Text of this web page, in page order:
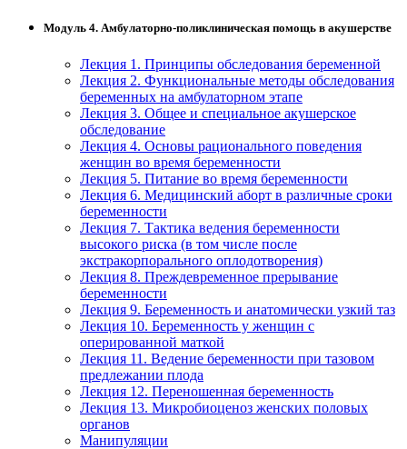
Модуль 4. Амбулаторно-поликлиническая помощь в акушерстве
Лекция 1. Принципы обследования беременной
Лекция 2. Функциональные методы обследования
беременных на амбулаторном этапе
Лекция 3. Общее и специальное акушерское
обследование
Лекция 4. Основы рационального поведения
женщин во время беременности
Лекция 5. Питание во время беременности
Лекция 6. Медицинский аборт в различные сроки
беременности
Лекция 7. Тактика ведения беременности
высокого риска (в том числе после
экстракорпорального оплодотворения)
Лекция 8. Преждевременное прерывание
беременности
Лекция 9. Беременность и анатомически узкий таз
Лекция 10. Беременность у женщин с
оперированной маткой
Лекция 11. Ведение беременности при тазовом
предлежании плода
Лекция 12. Переношенная беременность
Лекция 13. Микробиоценоз женских половых
органов
Манипуляции